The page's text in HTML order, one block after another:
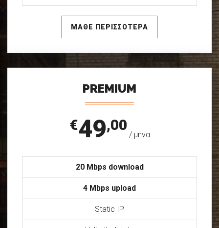
ΜΑΘΕ ΠΕΡΙΣΣΟΤΕΡΑ
PREMIUM
€49,00
/ μήνα
20 Mbps download
4 Mbps upload
Static IP